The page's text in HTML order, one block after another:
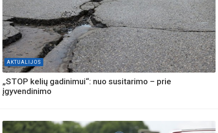
AKTUALIJOS
„STOP kelių gadinimui“: nuo susitarimo – prie
įgyvendinimo